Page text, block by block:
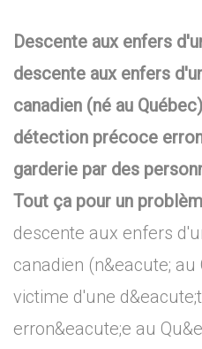
Descente aux enfers
descente aux enfers
canadien (né au
détection précoce
garderie par des
Tout ça pour un
descente aux enfers
canadien (n&eacute; au
victime d'une
erron&eacute;e au